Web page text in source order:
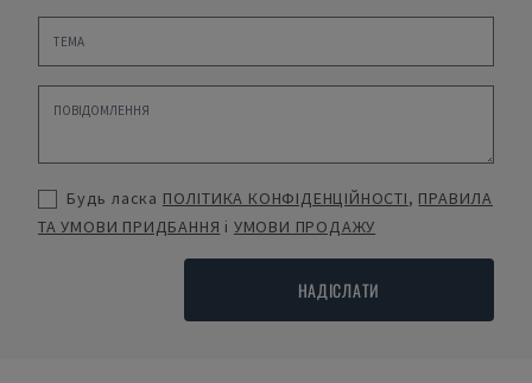
Будь ласка ПОЛІТИКА КОНФІДЕНЦІЙНОСТІ, ПРАВИЛА
ТА УМОВИ ПРИДБАННЯ і УМОВИ ПРОДАЖУ
НАДІСЛАТИ